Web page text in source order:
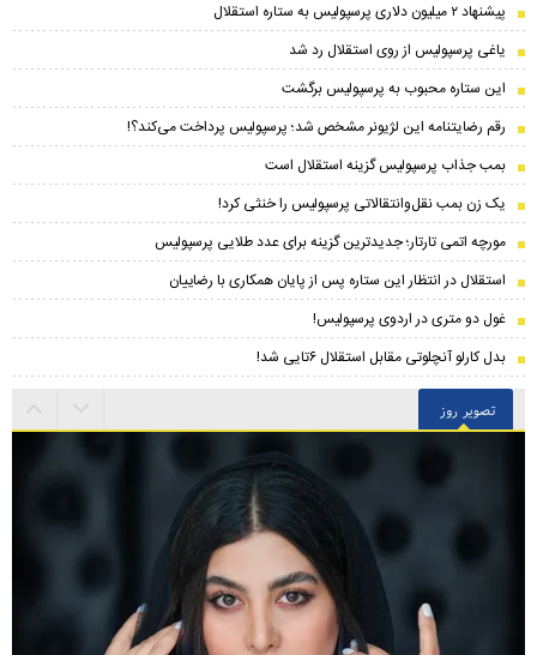
پیشنهاد ۲ میلیون دلاری پرسپولیس به ستاره استقلال
یاغی پرسپولیس از روی استقلال رد شد
این ستاره محبوب به پرسپولیس برگشت
رقم رضایتنامه این لژیونر مشخص شد؛ پرسپولیس پرداخت می‌کند؟!
بمب جذاب پرسپولیس گزینه استقلال است
یک زن بمب نقل‌وانتقالاتی پرسپولیس را خنثی کرد!
مورچه اتمی تارتار؛ جدیدترین گزینه برای عدد طلایی پرسپولیس
استقلال در انتظار این ستاره پس از پایان همکاری با رضاییان
غول دو متری در اردوی پرسپولیس!
بدل کارلو آنچلوتی مقابل استقلال ۶تایی شد!
تصویر روز